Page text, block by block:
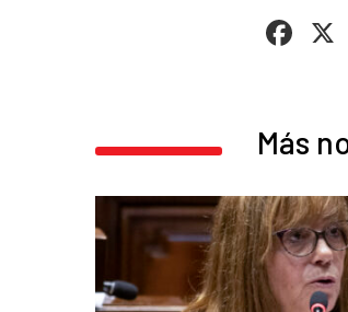
Más